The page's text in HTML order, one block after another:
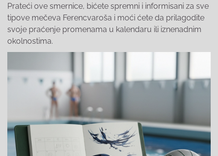
Prateći ove smernice, bićete spremni i informisani za sve
tipove mečeva Ferencvaroša i moći ćete da prilagodite
svoje praćenje promenama u kalendaru ili iznenadnim
okolnostima.